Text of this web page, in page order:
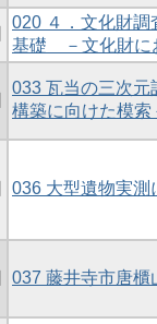
020 ４．文化財調
基礎 －文化財に
033 瓦当の三次元
構築に向けた模索
036 大型遺物実測
037 藤井寺市唐櫃